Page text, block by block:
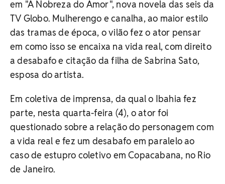
em "A Nobreza do Amor", nova novela das seis da
TV Globo. Mulherengo e canalha, ao maior estilo
das tramas de época, o vilão fez o ator pensar
em como isso se encaixa na vida real, com direito
a desabafo e citação da filha de Sabrina Sato,
esposa do artista.
Em coletiva de imprensa, da qual o Ibahia fez
parte, nesta quarta-feira (4), o ator foi
questionado sobre a relação do personagem com
a vida real e fez um desabafo em paralelo ao
caso de estupro coletivo em Copacabana, no Rio
de Janeiro.